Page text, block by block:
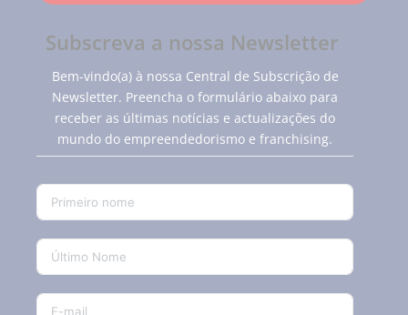
Subscreva a nossa Newsletter
Bem-vindo(a) à nossa Central de Subscrição de
Newsletter. Preencha o formulário abaixo para
receber as últimas notícias e actualizações do
mundo do empreendedorismo e franchising.